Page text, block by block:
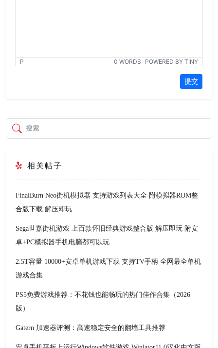
P 0 WORDS POWERED BY TINY
提交
搜索
相关帖子
FinalBurn Neo街机模拟器 支持游戏列表大全 附模拟器ROM整
合版下载 解压即玩
Sega世嘉街机游戏 上百款怀旧经典游戏整合版 解压即玩 附安
卓+PC模拟器手机电脑都可以玩
2.5T容量 10000+安卓单机游戏下载 支持TV手柄 全网最全单机
游戏合集
PS5免费游戏推荐：不花钱也能畅玩的热门佳作合集（2026
版）
Gatern 加速器评测：高速稳定安全的翻墙工具推荐